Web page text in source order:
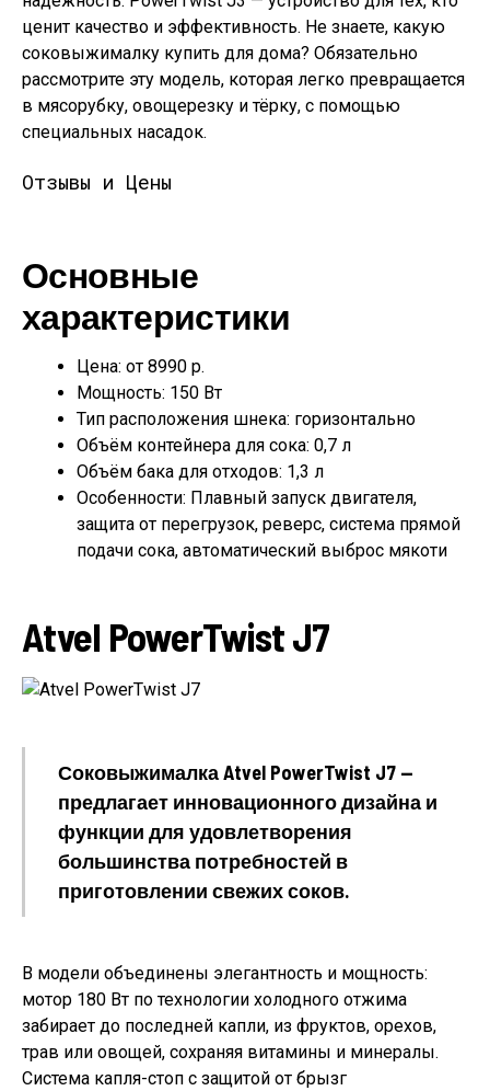
ценит качество и эффективность. Не знаете, какую
соковыжималку купить для дома? Обязательно
рассмотрите эту модель, которая легко превращается
в мясорубку, овощерезку и тёрку, с помощью
специальных насадок.
Отзывы и Цены
Основные
характеристики
Цена: от 8990 р.
Мощность: 150 Вт
Тип расположения шнека: горизонтально
Объём контейнера для сока: 0,7 л
Объём бака для отходов: 1,3 л
Особенности: Плавный запуск двигателя,
защита от перегрузок, реверс, система прямой
подачи сока, автоматический выброс мякоти
Atvel PowerTwist J7
Соковыжималка Atvel PowerTwist J7 —
предлагает инновационного дизайна и
функции для удовлетворения
большинства потребностей в
приготовлении свежих соков.
В модели объединены элегантность и мощность:
мотор 180 Вт по технологии холодного отжима
забирает до последней капли, из фруктов, орехов,
трав или овощей, сохраняя витамины и минералы.
Система капля-стоп с защитой от брызг